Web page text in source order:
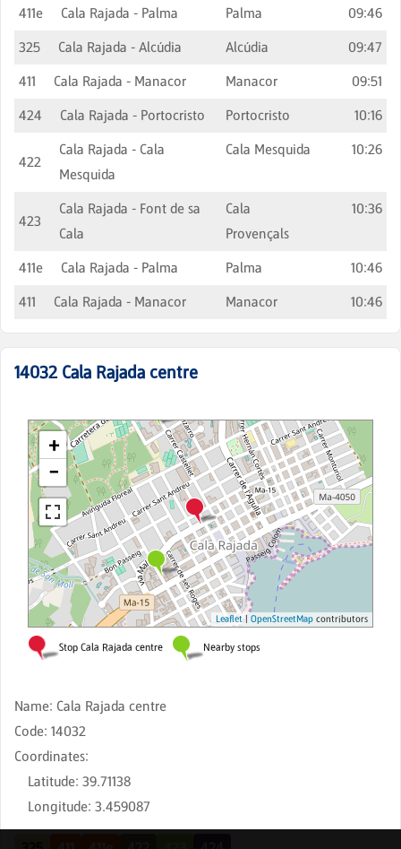
411e Cala Rajada - Palma Palma
09:46
325
Cala Rajada - Alcúdia Alcúdia
09:47
411
Cala Rajada - Manacor Manacor
09:51
424
Cala Rajada - Portocristo Portocristo 10:16
422
Cala Rajada - Cala
Mesquida
Cala Mesquida 10:26
423
Cala Rajada - Font de sa
Cala
Cala
Provençals
10:36
411e Cala Rajada - Palma Palma
10:46
411
Cala Rajada - Manacor Manacor 10:46
14032 Cala Rajada centre
Name: Cala Rajada centre
Code: 14032
Coordinates:
Latitude: 39.71138
Longitude: 3.459087